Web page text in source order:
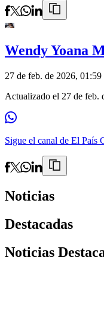
Wendy Yoana
27 de feb. de 2026, 01:59
Actualizado el 27 de feb.
Sigue el canal de El País
Noticias
Destacadas
Noticias